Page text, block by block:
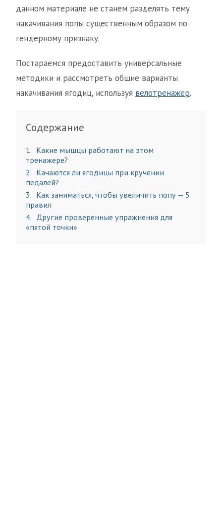
данном материале не станем разделять тему
накачивания попы существенным образом по
гендерному признаку.
Постараемся предоставить универсальные
методики и рассмотреть общие варианты
накачивания ягодиц, используя велотренажер.
Содержание
1
Какие мышцы работают на этом
тренажере?
2
Качаются ли ягодицы при кручении
педалей?
3
Как заниматься, чтобы увеличить попу — 5
правил
4
Другие проверенные упражнения для
«пятой точки»